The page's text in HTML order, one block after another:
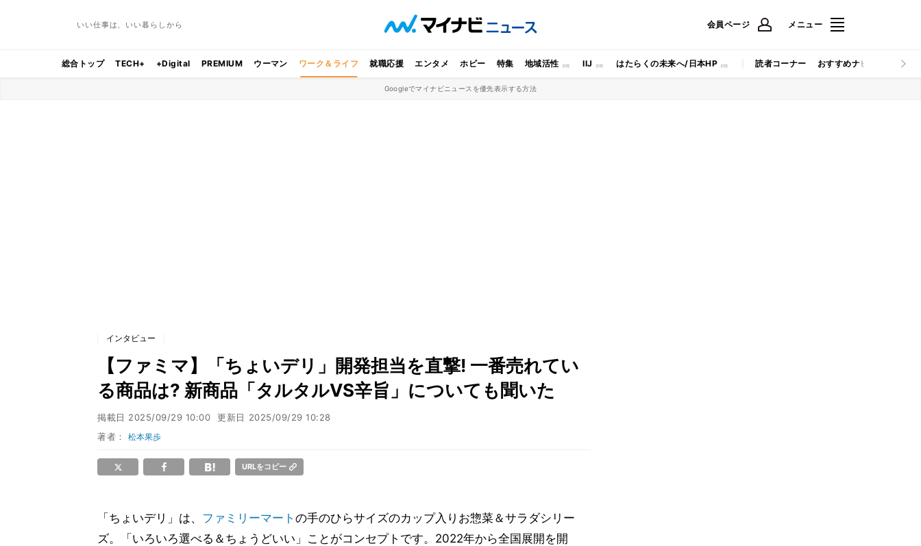
いい仕事は、いい暮らしから 会員ページ メニュー
総合トップ TECH+ +Digital PREMIUM ウーマン ワーク＆ライフ 就職応援 エンタメ ホビー 特集 地域活性 IIJ はたらくの未来へ/日本HP 読者コーナー おすすめナビ マイナビ
Googleでマイナビニュースを優先表示する方法
インタビュー
【ファミマ】「ちょいデリ」開発担当を直撃! 一番売れてい
る商品は? 新商品「タルタルVS辛旨」についても聞いた
掲載日 2025/09/29 10:00 更新日 2025/09/29 10:28
著者：松本果歩
URLをコピー
「ちょいデリ」は、 ファミリーマート の手のひらサイズのカップ入りお惣菜＆サラダシリー
ズ。「いろいろ選べる＆ちょうどいい」ことがコンセプトです。2022年から全国展開を開